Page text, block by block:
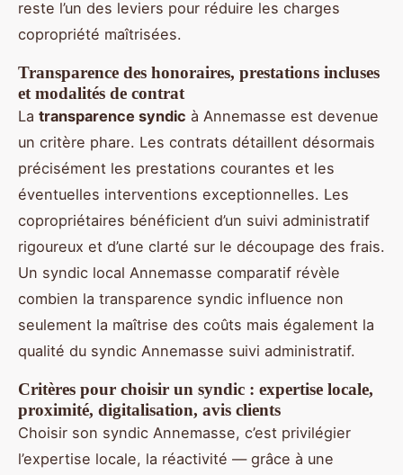
reste l’un des leviers pour réduire les charges
copropriété maîtrisées.
Transparence des honoraires, prestations incluses
et modalités de contrat
La transparence syndic à Annemasse est devenue
un critère phare. Les contrats détaillent désormais
précisément les prestations courantes et les
éventuelles interventions exceptionnelles. Les
copropriétaires bénéficient d’un suivi administratif
rigoureux et d’une clarté sur le découpage des frais.
Un syndic local Annemasse comparatif révèle
combien la transparence syndic influence non
seulement la maîtrise des coûts mais également la
qualité du syndic Annemasse suivi administratif.
Critères pour choisir un syndic : expertise locale,
proximité, digitalisation, avis clients
Choisir son syndic Annemasse, c’est privilégier
l’expertise locale, la réactivité — grâce à une